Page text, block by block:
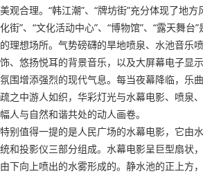
美观合理。“韩江潮”、“牌坊街”充分体现了地
化街”、“文化活动中心”、“博物馆”、“露天舞台
的理想场所。气势磅礴的旱地喷泉、水池音乐
饰、悠扬悦耳的背景音乐，以及大屏幕电子显
氛围增添强烈的现代气息。每当夜幕降临，乐
疏之中游人如织，华彩灯光与水幕电影、喷泉
幅人与自然和谐共处的动人画卷。
特别值得一提的是人民广场的水幕电影，它由
统和投影仪三部分组成。水幕电影呈巨型扇状
由下向上喷出的水雾形成的。静水池的正上方